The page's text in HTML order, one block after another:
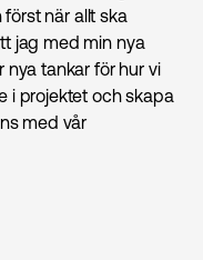
när allt ska
jag med min nya
tankar för hur vi
i projektet och skapa
med vår